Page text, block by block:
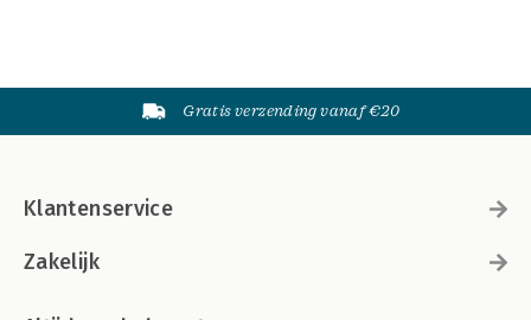
Gratis verzending vanaf €20
Klantenservice
Zakelijk